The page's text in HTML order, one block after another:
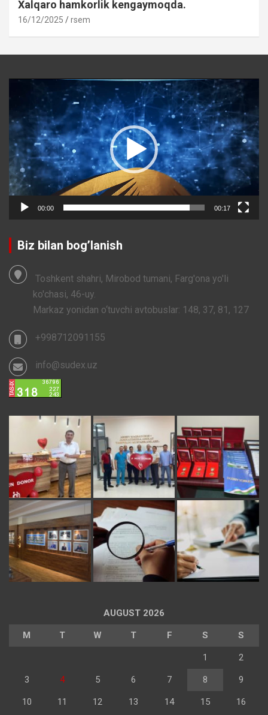
Xalqaro hamkorlik kengaymoqda.
16/12/2025 rsem
Video
Player
00:00 00:17
Biz bilan bog’lanish
Toshkent shahri, Mirobod tumani, Farg'ona yo'li
ko'chasi, 46-uy.
Markaz yonidan o‘tuvchi avtobuslar: 148, 37, 81, 127
+998712091155
info@sudex.uz
AUGUST 2026
M T W T F S S
1 2
3 4 5 6 7 8 9
10 11 12 13 14 15 16